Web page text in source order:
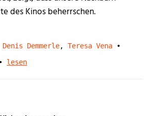
des Kinos beherrschen.
Denis Demmerle,Teresa Vena
•
• lesen